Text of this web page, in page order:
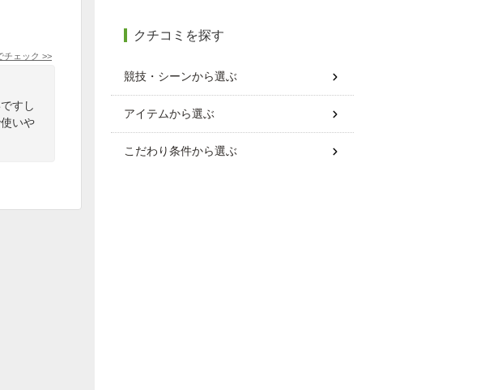
チェック >>
すし
いや
クチコミを探す
競技・シーンから選ぶ
アイテムから選ぶ
こだわり条件から選ぶ